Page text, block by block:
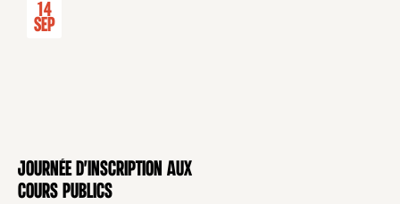
CONFÉRENCE
14
Sep
Journée d'inscription aux
cours publics